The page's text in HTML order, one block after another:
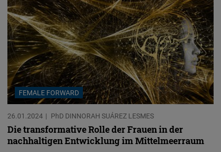
FEMALE FORWARD
26.01.2024 PhD DINNORAH SUÁREZ LESMES
Die transformative Rolle der Frauen in der
nachhaltigen Entwicklung im Mittelmeerraum